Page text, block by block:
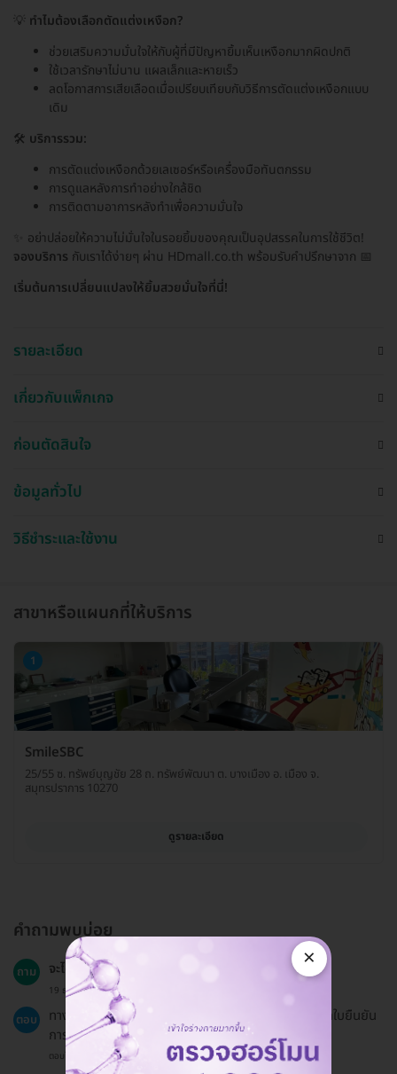
💡 ทำไมต้องเลือกตัดแต่งเหงือก?
ช่วยเสริมความมั่นใจให้กับผู้ที่มีปัญหายิ้มเห็นเหงือกมากผิดปกติ
ใช้เวลารักษาไม่นาน แผลเล็กและหายเร็ว
ลดโอกาสการเสียเลือดเมื่อเปรียบเทียบกับวิธีการตัดแต่งเหงือกแบบ
เดิม
🛠️ บริการรวม:
การตัดแต่งเหงือกด้วยเลเซอร์หรือเครื่องมือทันตกรรม
การดูแลหลังการทำอย่างใกล้ชิด
การติดตามอาการหลังทำเพื่อความมั่นใจ
✨ อย่าปล่อยให้ความไม่มั่นใจในรอยยิ้มของคุณเป็นอุปสรรคในการใช้ชีวิต!
จองบริการ กับเราได้ง่ายๆ ผ่าน HDmall.co.th พร้อมรับคำปรึกษาจาก 📅
เริ่มต้นการเปลี่ยนแปลงให้ยิ้มสวยมั่นใจที่นี่!
รายละเอียด
เกี่ยวกับแพ็กเกจ
ก่อนตัดสินใจ
ข้อมูลทั่วไป
วิธีชำระและใช้งาน
สาขาหรือแผนกที่ให้บริการ
1
SmileSBC
25/55 ซ. ทรัพย์บุญชัย 28 ถ. ทรัพย์พัฒนา ต. บางเมือง อ. เมือง จ.
สมุทรปราการ 10270
ดูรายละเอียด
คำถามพบบ่อย
ถาม จะได้รับใบเสร็จไหม?
19 ธ.ค. 2024
ตอบ
ทาง HDmall ไม่สามารถออกใบเสร็จได้ แต่สามารถออกใบยืนยัน
การชำระเงินได้
ตอบโดยทีมงาน HD
×